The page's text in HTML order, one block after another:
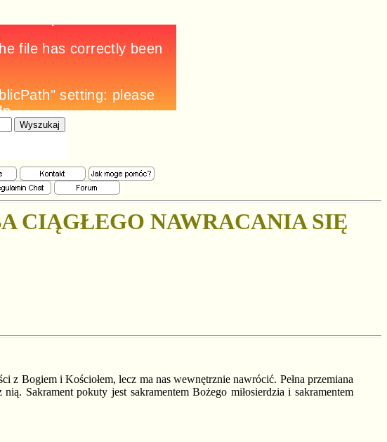
CIĄGŁEGO NAWRACANIA SIĘ
Bogiem i Kościołem, lecz ma nas wewnętrznie nawrócić. Pełna przemiana
Sakrament pokuty jest sakramentem Bożego miłosierdzia i sakramentem